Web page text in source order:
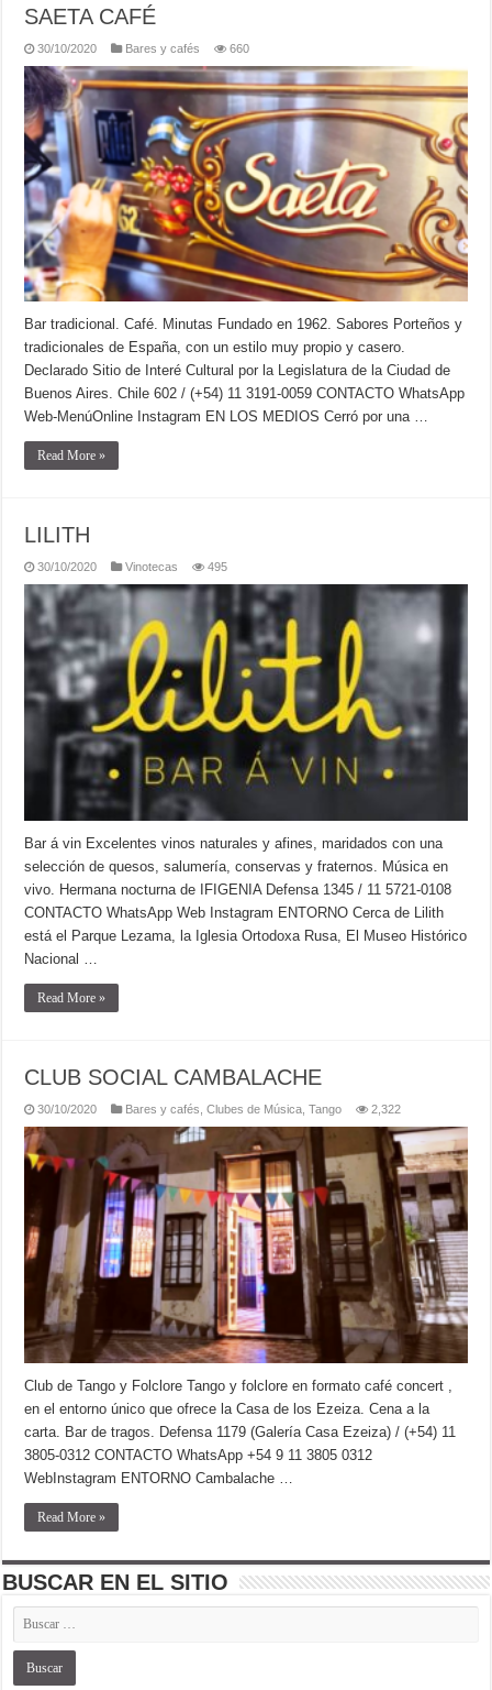
SAETA CAFÉ
30/10/2020 Bares y cafés 660
Bar tradicional. Café. Minutas Fundado en 1962. Sabores Porteños y
tradicionales de España, con un estilo muy propio y casero.
Declarado Sitio de Interé Cultural por la Legislatura de la Ciudad de
Buenos Aires. Chile 602 / (+54) 11 3191-0059 CONTACTO WhatsApp
Web-MenúOnline Instagram EN LOS MEDIOS Cerró por una …
Read More »
LILITH
30/10/2020 Vinotecas 495
Bar á vin Excelentes vinos naturales y afines, maridados con una
selección de quesos, salumería, conservas y fraternos. Música en
vivo. Hermana nocturna de IFIGENIA Defensa 1345 / 11 5721-0108
CONTACTO WhatsApp Web Instagram ENTORNO Cerca de Lilith
está el Parque Lezama, la Iglesia Ortodoxa Rusa, El Museo Histórico
Nacional …
Read More »
CLUB SOCIAL CAMBALACHE
30/10/2020 Bares y cafés ,Clubes de Música ,Tango 2,322
Club de Tango y Folclore Tango y folclore en formato café concert ,
en el entorno único que ofrece la Casa de los Ezeiza. Cena a la
carta. Bar de tragos. Defensa 1179 (Galería Casa Ezeiza) / (+54) 11
3805-0312 CONTACTO WhatsApp +54 9 11 3805 0312
WebInstagram ENTORNO Cambalache …
Read More »
BUSCAR EN EL SITIO